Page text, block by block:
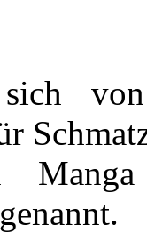
genannt.